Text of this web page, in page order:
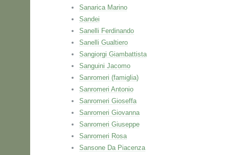
Sanarica Marino
Sandei
Sanelli Ferdinando
Sanelli Gualtiero
Sangiorgi Giambattista
Sanguini Jacomo
Sanromeri (famiglia)
Sanromeri Antonio
Sanromeri Gioseffa
Sanromeri Giovanna
Sanromeri Giuseppe
Sanromeri Rosa
Sansone Da Piacenza